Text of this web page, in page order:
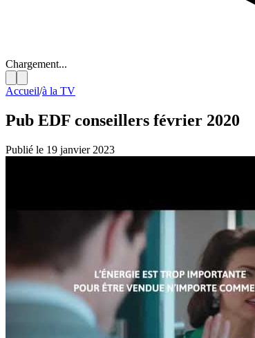
Chargement...
Accueil/à la TV
Pub EDF conseillers février 2020
Publié le 19 janvier 2023